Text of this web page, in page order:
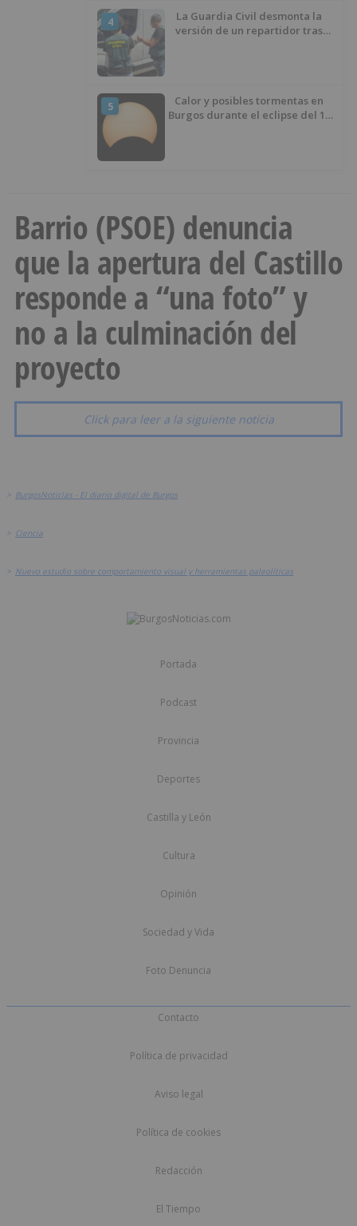
4
La Guardia Civil desmonta la
versión de un repartidor tras
5
Calor y posibles tormentas en
Burgos durante el eclipse del 12
Barrio (PSOE) denuncia
que la apertura del Castillo
responde a “una foto” y
no a la culminación del
proyecto
Click para leer a la siguiente noticia
> BurgosNoticias - El diario digital de Burgos
> Ciencia
> Nuevo estudio sobre comportamiento visual y herramientas paleolíticas
Portada
Podcast
Provincia
Deportes
Castilla y León
Cultura
Opinión
Sociedad y Vida
Foto Denuncia
Contacto
Política de privacidad
Aviso legal
Política de cookies
Redacción
El Tiempo